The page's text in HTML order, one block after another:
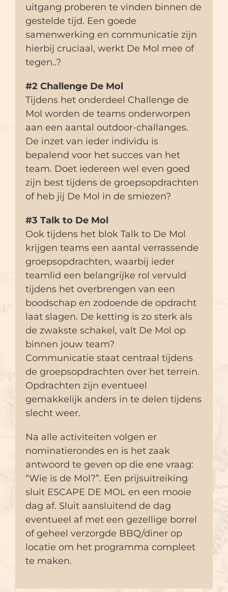
uitgang proberen te vinden binnen de
gestelde tijd. Een goede
samenwerking en communicatie zijn
hierbij cruciaal, werkt De Mol mee of
tegen..?
#2 Challenge De Mol
Tijdens het onderdeel Challenge de
Mol worden de teams onderworpen
aan een aantal outdoor-challanges.
De inzet van ieder individu is
bepalend voor het succes van het
team. Doet iedereen wel even goed
zijn best tijdens de groepsopdrachten
of heb jij De Mol in de smiezen?
#3 Talk to De Mol
Ook tijdens het blok Talk to De Mol
krijgen teams een aantal verrassende
groepsopdrachten, waarbij ieder
teamlid een belangrijke rol vervuld
tijdens het overbrengen van een
boodschap en zodoende de opdracht
laat slagen. De ketting is zo sterk als
de zwakste schakel, valt De Mol op
binnen jouw team?
Communicatie staat centraal tijdens
de groepsopdrachten over het terrein.
Opdrachten zijn eventueel
gemakkelijk anders in te delen tijdens
slecht weer.
Na alle activiteiten volgen er
nominatierondes en is het zaak
antwoord te geven op die ene vraag:
“Wie is de Mol?”. Een prijsuitreiking
sluit ESCAPE DE MOL en een mooie
dag af. Sluit aansluitend de dag
eventueel af met een gezellige borrel
of geheel verzorgde BBQ/diner op
locatie om het programma compleet
te maken.